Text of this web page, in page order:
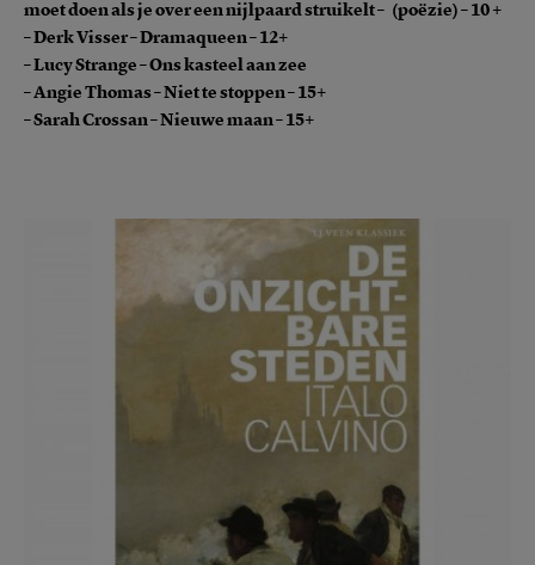
moet doen als je over een nijlpaard struikelt – (poëzie) – 10 +
– Derk Visser – Dramaqueen – 12+
– Lucy Strange – Ons kasteel aan zee
– Angie Thomas – Niet te stoppen – 15+
– Sarah Crossan – Nieuwe maan – 15+